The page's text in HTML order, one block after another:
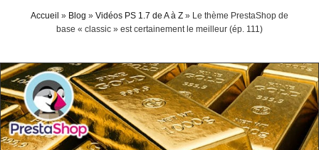
Accueil » Blog » Vidéos PS 1.7 de A à Z » Le thème PrestaShop de
base « classic » est certainement le meilleur (ép. 111)